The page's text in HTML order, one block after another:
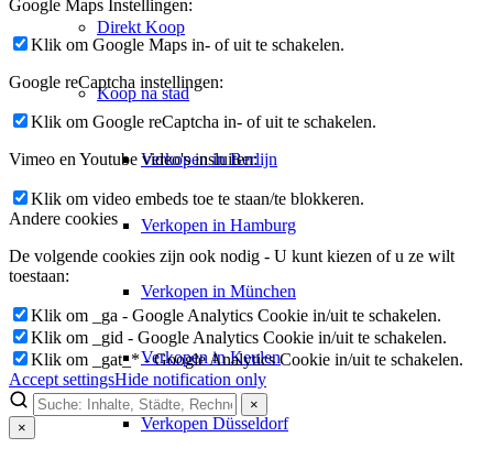
Direkt Koop
Koop na stad
Verkopen in Berlijn
Verkopen in Hamburg
Verkopen in München
Verkopen in Keulen
Verkopen Düsseldorf
Google Maps Instellingen:
Klik om Google Maps in- of uit te schakelen.
Google reCaptcha instellingen:
Klik om Google reCaptcha in- of uit te schakelen.
Vimeo en Youtube video's insluiten:
Klik om video embeds toe te staan/te blokkeren.
Andere cookies
De volgende cookies zijn ook nodig - U kunt kiezen of u ze wilt
toestaan:
Klik om _ga - Google Analytics Cookie in/uit te schakelen.
Klik om _gid - Google Analytics Cookie in/uit te schakelen.
Klik om _gat_* - Google Analytics Cookie in/uit te schakelen.
Accept settingsHide notification only
×
×